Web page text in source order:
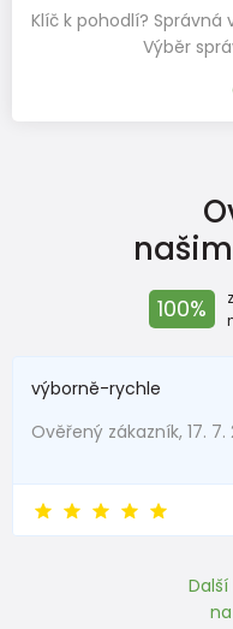
Klíč k pohodlí?
Výběr
100%
výborně-rychle
Ověřený zákazník, 17. 7.